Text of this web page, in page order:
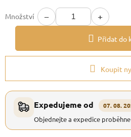
Množství − +
Přidat do
Koupit
Expedujeme od 07. 08.
Objednejte a expedice